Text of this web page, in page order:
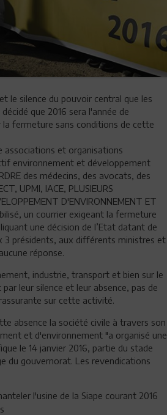
le silence du pouvoir central que les
que 2016 sera l'année de
la fermeture sans conditions de cette
associations et organisations
environnement et développement
des médecins, des avocats, des
UPMI, IACE, PLUSIEURS
D'ENVIRONNEMENT ET
un courrier exigeant la fermeture
une décision de l’Etat datant de
3 présidents, aux différents ministres et
réponse.
industrie, transport et bien sur le
leur silence et leur absence, pas de
sur cette activité.
absence la société civile à travers son
et d'environnement "a organisé une
le 14 janvier 2016, partie du stade
du gouvernorat. Les revendications
l'usine de la Siape courant 2016